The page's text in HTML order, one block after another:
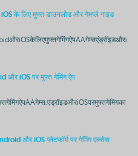
के लिए मुफ्त डाउनलोड और गेमप्ले गाइड
और iOS पर मुफ्त गेमिंग ऐप
और iOS प्लेटफ़ॉर्म पर गेमिंग एक्सेस